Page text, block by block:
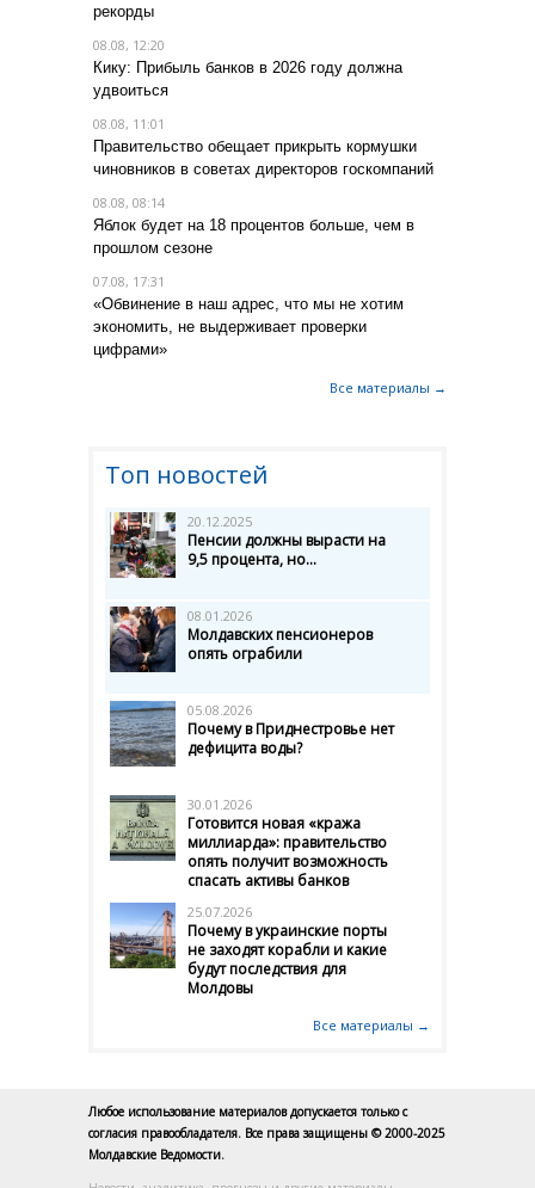
рекорды
08.08, 12:20
Кику: Прибыль банков в 2026 году должна
удвоиться
08.08, 11:01
Правительство обещает прикрыть кормушки
чиновников в советах директоров госкомпаний
08.08, 08:14
Яблок будет на 18 процентов больше, чем в
прошлом сезоне
07.08, 17:31
«Обвинение в наш адрес, что мы не хотим
экономить, не выдерживает проверки
цифрами»
Все материалы →
Топ новостей
20.12.2025
Пенсии должны вырасти на
9,5 процента, но...
08.01.2026
Молдавских пенсионеров
опять ограбили
05.08.2026
Почему в Приднестровье нет
дефицита воды?
30.01.2026
Готовится новая «кража
миллиарда»: правительство
опять получит возможность
спасать активы банков
25.07.2026
Почему в украинские порты
не заходят корабли и какие
будут последствия для
Молдовы
Все материалы →
Любое использование материалов допускается только с
согласия правообладателя. Все права защищены © 2000-2025
Молдавские Ведомости.